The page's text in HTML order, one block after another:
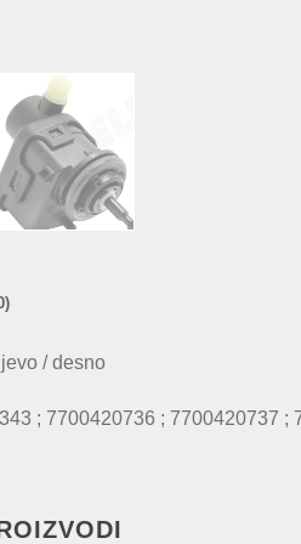
/ desno
; 7700420736 ; 7700420737 ;